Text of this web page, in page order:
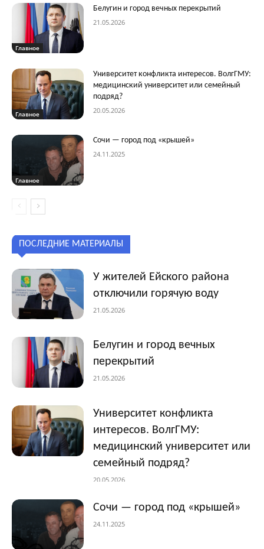
Главное
Белугин и город вечных перекрытий
21.05.2026
Главное
Университет конфликта интересов. ВолгГМУ:
медицинский университет или семейный
подряд?
20.05.2026
Главное
Сочи — город под «крышей»
24.11.2025
ПОСЛЕДНИЕ МАТЕРИАЛЫ
У жителей Ейского района
отключили горячую воду
21.05.2026
Белугин и город вечных
перекрытий
21.05.2026
Университет конфликта
интересов. ВолгГМУ:
медицинский университет или
семейный подряд?
20.05.2026
Сочи — город под «крышей»
24.11.2025